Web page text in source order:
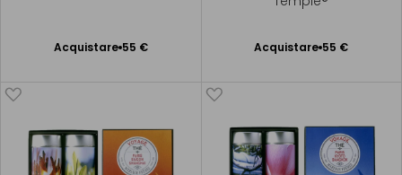
Acquistare 55 €
Aggiungere
Acquistare 55 €
Aggiungere